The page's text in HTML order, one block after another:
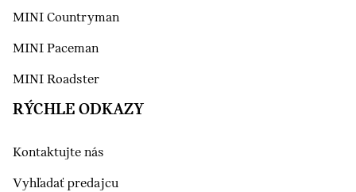
MINI Countryman
MINI Paceman
MINI Roadster
RÝCHLE ODKAZY
Kontaktujte nás
Vyhľadať predajcu